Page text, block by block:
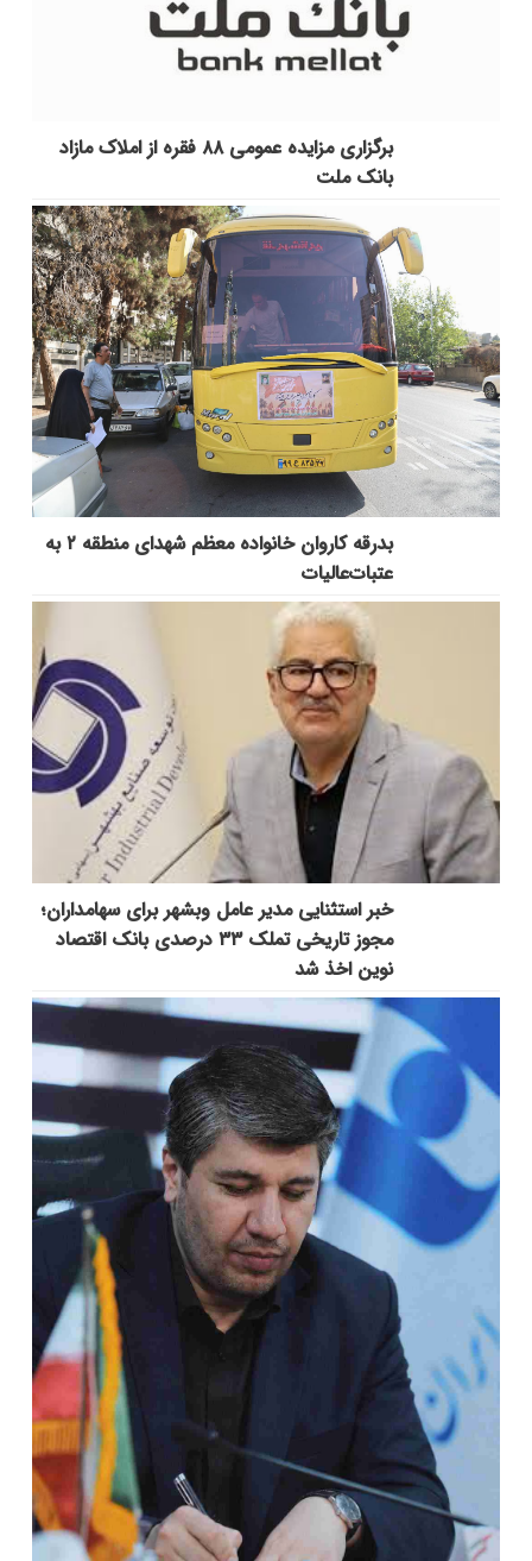
برگزاری مزایده عمومی ۸۸ فقره از املاک مازاد
بانک ملت
بدرقه کاروان خانواده معظم شهدای منطقه ۲ به
عتبات‌عالیات
خبر استثنایی مدیر عامل وبشهر برای سهامداران؛
مجوز تاریخی تملک ۳۳ درصدی بانک اقتصاد
نوین اخذ شد